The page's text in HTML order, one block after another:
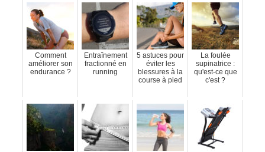
Comment
améliorer son
endurance ?
Entraînement
fractionné en
running
5 astuces pour
éviter les
blessures à la
course à pied
La foulée
supinatrice :
qu'est-ce que
c'est ?